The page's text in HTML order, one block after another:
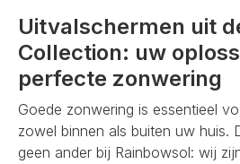
Uitvalschermen uit
Collection: uw
perfecte zonwering
Goede zonwering is essentieel
zowel binnen als buiten uw huis.
geen ander bij Rainbowsol: wij